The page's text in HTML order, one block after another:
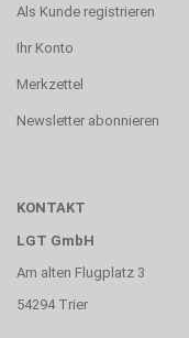
Als Kunde registrieren
Ihr Konto
Merkzettel
Newsletter abonnieren
KONTAKT
LGT GmbH
Am alten Flugplatz 3
54294 Trier